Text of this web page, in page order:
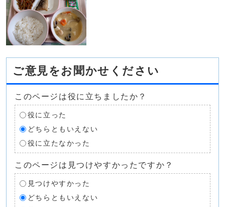
ご意見をお聞かせください
このページは役に立ちましたか？
役に立った
どちらともいえない
役に立たなかった
このページは見つけやすかったですか？
見つけやすかった
どちらともいえない